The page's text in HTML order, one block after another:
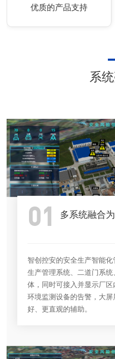
优质的产品支持
系
01 多系统融合
智创控安的安全生产智能
生产管理系统、二道门系
体，同时可接入并显示厂区
环境监测设备的告警，大
好、更直观的辅助。